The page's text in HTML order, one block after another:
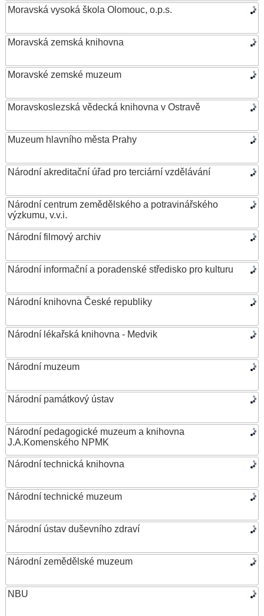
Moravská vysoká škola Olomouc, o.p.s.
Moravská zemská knihovna
Moravské zemské muzeum
Moravskoslezská vědecká knihovna v Ostravě
Muzeum hlavního města Prahy
Národní akreditační úřad pro terciární vzdělávání
Národní centrum zemědělského a potravinářského
výzkumu, v.v.i.
Národní filmový archiv
Národní informační a poradenské středisko pro kulturu
Národní knihovna České republiky
Národní lékařská knihovna - Medvik
Národní muzeum
Národní památkový ústav
Národní pedagogické muzeum a knihovna
J.A.Komenského NPMK
Národní technická knihovna
Národní technické muzeum
Národní ústav duševního zdraví
Národní zemědělské muzeum
NBU